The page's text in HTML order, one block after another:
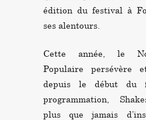
édition du festival à
ses alentours.
Cette année, le
Populaire persévère
depuis le début du
programmation,
plus que jamais